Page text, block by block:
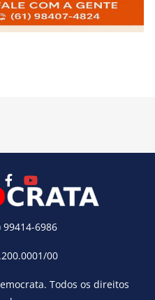
99414-6986
00
. Todos os direitos